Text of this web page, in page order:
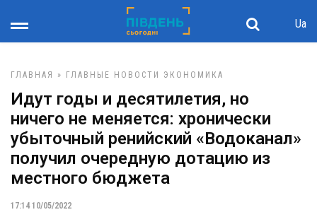
Ua
ГЛАВНАЯ » ГЛАВНЫЕ НОВОСТИ ЭКОНОМИКА
Идут годы и десятилетия, но
ничего не меняется: хронически
убыточный ренийский «Водоканал»
получил очередную дотацию из
местного бюджета
17:14 10/05/2022